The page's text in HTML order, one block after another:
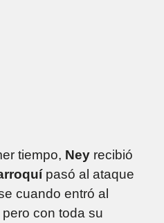
tiempo, Ney recibió
pasó al ataque
cuando entró al
con toda su